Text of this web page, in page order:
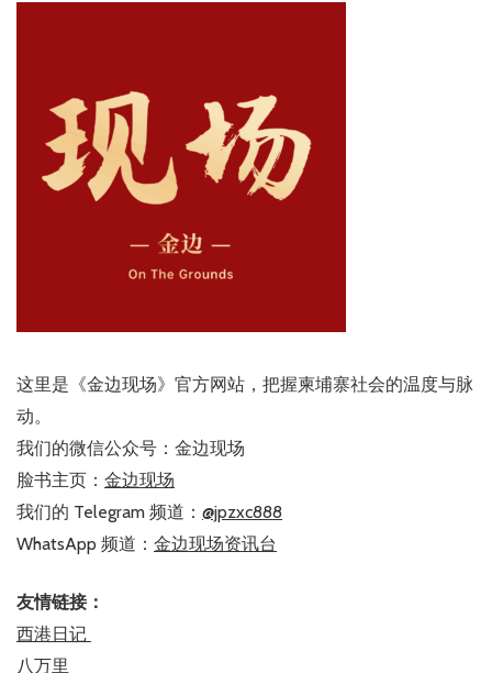
这里是《金边现场》官方网站，把握柬埔寨社会的温度与脉
动。
我们的微信公众号：金边现场
脸书主页： 金边现场
我们的 Telegram 频道： @jpzxc888
WhatsApp 频道： 金边现场资讯台
友情链接：
西港日记
八万里